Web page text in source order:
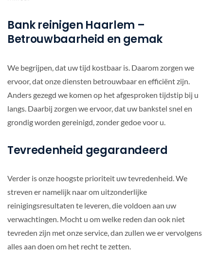
Bank reinigen Haarlem –
Betrouwbaarheid en gemak
We begrijpen, dat uw tijd kostbaar is. Daarom zorgen we
ervoor, dat onze diensten betrouwbaar en efficiënt zijn.
Anders gezegd we komen op het afgesproken tijdstip bij u
langs. Daarbij zorgen we ervoor, dat uw bankstel snel en
grondig worden gereinigd, zonder gedoe voor u.
Tevredenheid gegarandeerd
Verder is onze hoogste prioriteit uw tevredenheid. We
streven er namelijk naar om uitzonderlijke
reinigingsresultaten te leveren, die voldoen aan uw
verwachtingen. Mocht u om welke reden dan ook niet
tevreden zijn met onze service, dan zullen we er vervolgens
alles aan doen om het recht te zetten.